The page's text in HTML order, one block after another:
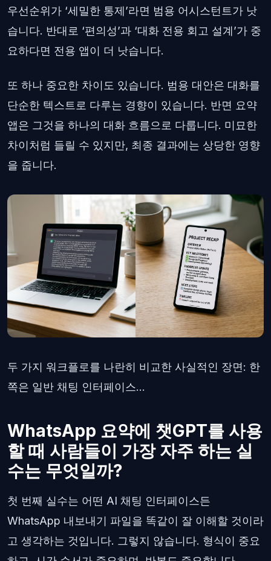
우선순위가 ‘세밀한 통제’라면 범용 어시스턴트가 낫
습니다. 반대로 ‘편의성’과 ‘대화 전용 회고 설계’가 중
요하다면 전용 앱이 더 낫습니다.
또 하나 중요한 차이도 있습니다. 범용 대안은 대화를
단순한 텍스트로 다루는 경향이 있습니다. 반면 요약
앱은 그것을 하나의 대화 흐름으로 다룹니다. 미묘한
차이처럼 들릴 수 있지만, 최종 결과에는 상당한 영향
을 줍니다.
두 가지 워크플로를 나란히 비교한 사실적인 장면: 한
쪽은 일반 채팅 인터페이스...
WhatsApp 요약에 챗GPT를 사용
할 때 사람들이 가장 자주 하는 실
수는 무엇일까?
첫 번째 실수는 어떤 AI 채팅 인터페이스든
WhatsApp 내보내기 파일을 똑같이 잘 이해할 것이라
고 생각하는 것입니다. 그렇지 않습니다. 형식이 중요